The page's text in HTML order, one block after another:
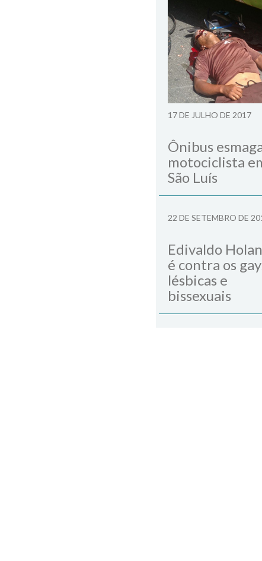
17 DE JULHO DE 2017
Ônibus
motociclista
São Luís
22 DE SETEMBRO DE
Edivaldo
é contra os
lésbicas e
bissexuais